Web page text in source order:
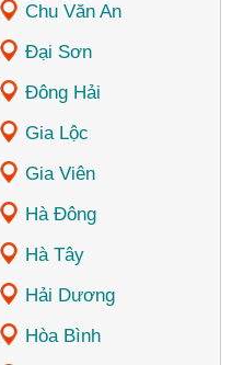
Chu Văn An
Đại Sơn
Đông Hải
Gia Lộc
Gia Viên
Hà Đông
Hà Tây
Hải Dương
Hòa Bình